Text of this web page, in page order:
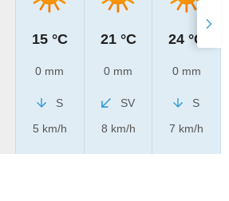
15 °C
0 mm
S
5 km/h
21 °C
0 mm
SV
8 km/h
24 °C
0 mm
S
7 km/h